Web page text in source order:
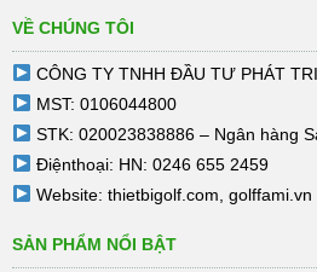
VỀ CHÚNG TÔI
CÔNG TY TNHH ĐẦU TƯ PHÁT
MST: 0106044800
STK: 020023838886 – Ngân hàng
Điệnthoại: HN: 0246 655 2459
Website: thietbigolf.com golffami.vn
SẢN PHẨM NỔI BẬT